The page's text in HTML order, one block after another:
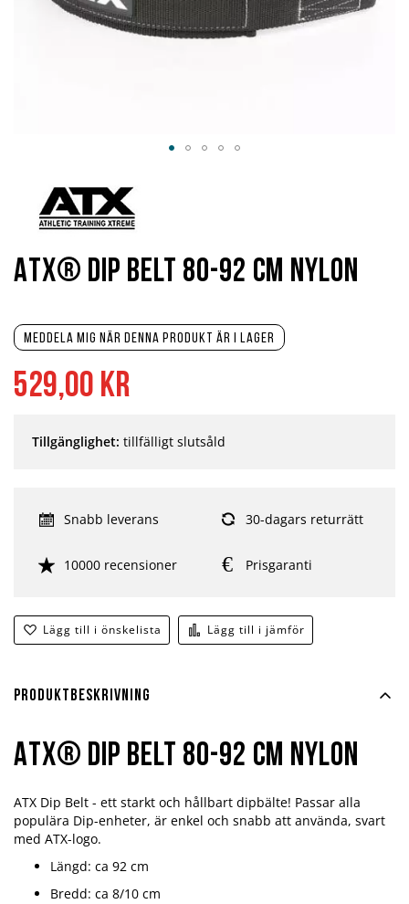
529,00 kr
Meddela mig när denna produkt är i lager
Lägg till i önskelista Lägg till i jämför
Tillgänglighet: tillfälligt slutsåld
Snabb leverans 30-dagars returrätt
10000 recensioner Prisgaranti
ATX® Dip Belt 80-92 cm nylon
början
bildgalleriet
Produktbeskrivning
ATX® Dip Belt 80-92 cm nylon
ATX Dip Belt - ett starkt och hållbart dipbälte! Passar alla
populära Dip-enheter, är enkel och snabb att använda, svart
med ATX-logo.
Längd: ca 92 cm
Bredd: ca 8/10 cm